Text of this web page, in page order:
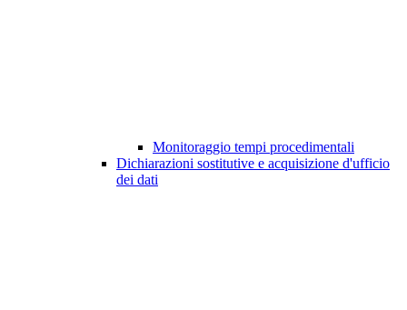
Monitoraggio tempi procedimentali
Dichiarazioni sostitutive e acquisizione d'ufficio
dei dati